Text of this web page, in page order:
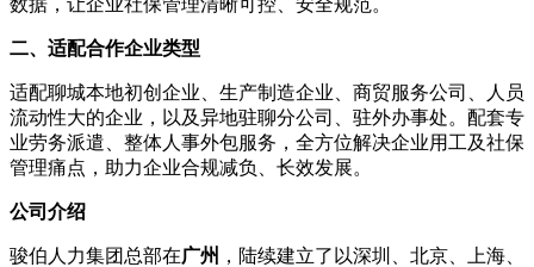
数据，让企业社保管理清晰可控、安全规范。
二、适配合作企业类型
适配聊城本地初创企业、生产制造企业、商贸服务公司、人员
流动性大的企业，以及异地驻聊分公司、驻外办事处。配套专
业劳务派遣、整体人事外包服务，全方位解决企业用工及社保
管理痛点，助力企业合规减负、长效发展。
公司介绍
骏伯人力集团总部在广州 ，陆续建立了以深圳、北京、上海、